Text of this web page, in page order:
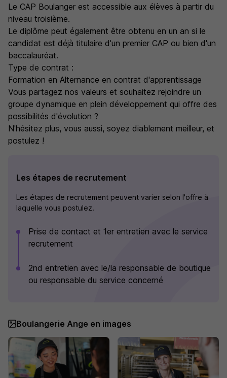
Le CAP Boulanger est accessible aux élèves à partir du
niveau troisième.
Le diplôme peut également être obtenu en un an si le
candidat est déjà titulaire d'un premier CAP ou bien d'un
baccalauréat.
Type de contrat :
Formation en Alternance en contrat d'apprentissage
Vous partagez nos valeurs et souhaitez rejoindre un
groupe dynamique en plein développement qui offre des
possibilités d'évolution ?
N'hésitez plus, vous aussi, soyez diablement meilleur, et
postulez !
Les étapes de recrutement
Les étapes de recrutement peuvent varier selon l'offre à
laquelle vous postulez.
Prise de contact et 1er entretien avec le service
recrutement
2nd entretien avec le/la responsable de boutique
ou responsable du service concerné
Boulangerie Ange en images